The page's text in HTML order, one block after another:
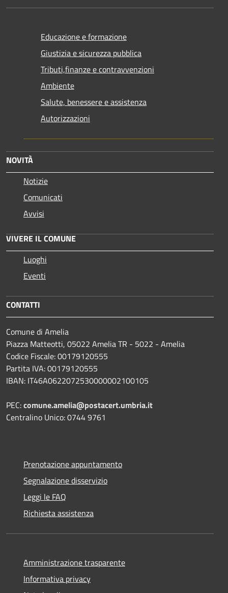
Educazione e formazione
Giustizia e sicurezza pubblica
Tributi,finanze e contravvenzioni
Ambiente
Salute, benessere e assistenza
Autorizzazioni
NOVITÀ
Notizie
Comunicati
Avvisi
VIVERE IL COMUNE
Luoghi
Eventi
CONTATTI
Comune di Amelia
Piazza Matteotti, 05022 Amelia TR - 5022 - Amelia
Codice Fiscale: 00179120555
Partita IVA: 00179120555
IBAN: IT46A0622072530000002100105
PEC:comune.amelia@postacert.umbria.it
Centralino Unico: 0744 9761
Prenotazione appuntamento
Segnalazione disservizio
Leggi le FAQ
Richiesta assistenza
Amministrazione trasparente
Informativa privacy